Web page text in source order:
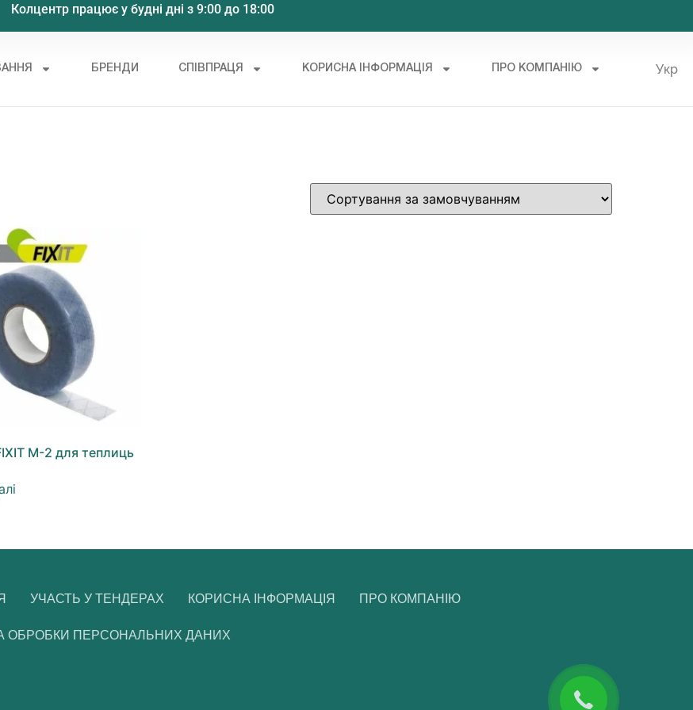
Колцентр працює у будні дні з 9:00 до 18:00
БРЕНДИ СПІВПРАЦЯ КОРИСНА ІНФОРМАЦІЯ ПРО КОМПАНІЮ Укр
Рус
M-2 для теплиць
УЧАСТЬ У ТЕНДЕРАХ КОРИСНА ІНФОРМАЦІЯ ПРО КОМПАНІЮ
ОБРОБКИ ПЕРСОНАЛЬНИХ ДАНИХ